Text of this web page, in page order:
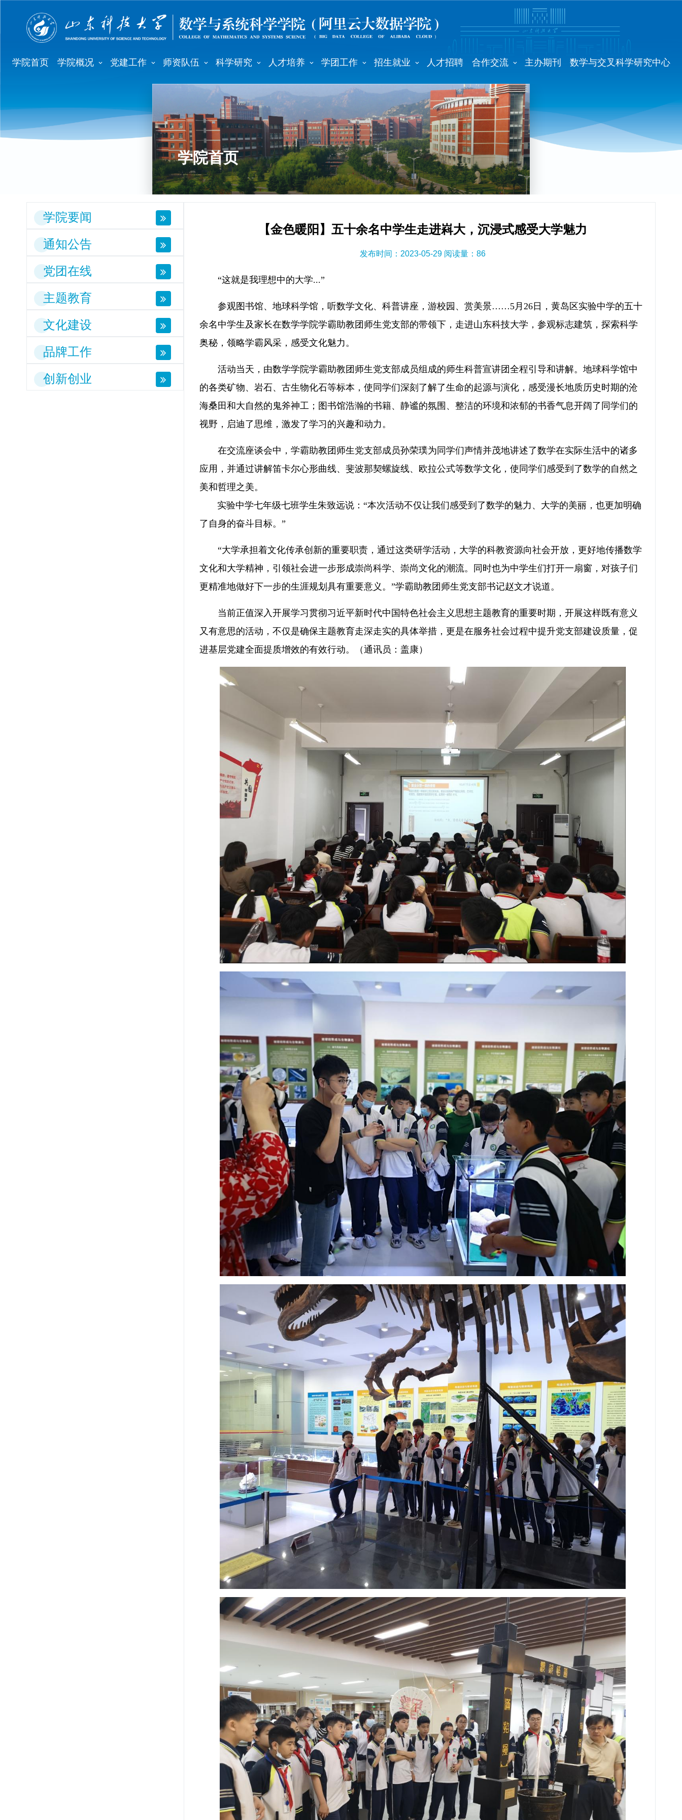
学院首页 学院概况 党建工作 师资队伍 科学研究 人才培养 学团工作 招生就业 人才招聘 合作交流 主办期刊 数学与交叉科学研究中心
学院首页
学院要闻
通知公告
党团在线
主题教育
文化建设
品牌工作
创新创业
【金色暖阳】五十余名中学生走进嵙大，沉浸式感受大学魅力
发布时间：2023-05-29 阅读量： 86
“这就是我理想中的大学...”
参观图书馆、地球科学馆，听数学文化、科普讲座，游校园、赏美景……5月26日，黄岛区实验中学的五十
余名中学生及家长在数学学院学霸助教团师生党支部的带领下，走进山东科技大学，参观标志建筑，探索科学
奥秘，领略学霸风采，感受文化魅力。
活动当天，由数学学院学霸助教团师生党支部成员组成的师生科普宣讲团全程引导和讲解。地球科学馆中
的各类矿物、岩石、古生物化石等标本，使同学们深刻了解了生命的起源与演化，感受漫长地质历史时期的沧
海桑田和大自然的鬼斧神工；图书馆浩瀚的书籍、静谧的氛围、整洁的环境和浓郁的书香气息开阔了同学们的
视野，启迪了思维，激发了学习的兴趣和动力。
在交流座谈会中，学霸助教团师生党支部成员孙荣璞为同学们声情并茂地讲述了数学在实际生活中的诸多
应用，并通过讲解笛卡尔心形曲线、斐波那契螺旋线、欧拉公式等数学文化，使同学们感受到了数学的自然之
美和哲理之美。
实验中学七年级七班学生朱致远说：“本次活动不仅让我们感受到了数学的魅力、大学的美丽，也更加明确
了自身的奋斗目标。”
“大学承担着文化传承创新的重要职责，通过这类研学活动，大学的科教资源向社会开放，更好地传播数学
文化和大学精神，引领社会进一步形成崇尚科学、崇尚文化的潮流。同时也为中学生们打开一扇窗，对孩子们
更精准地做好下一步的生涯规划具有重要意义。”学霸助教团师生党支部书记赵文才说道。
当前正值深入开展学习贯彻习近平新时代中国特色社会主义思想主题教育的重要时期，开展这样既有意义
又有意思的活动，不仅是确保主题教育走深走实的具体举措，更是在服务社会过程中提升党支部建设质量，促
进基层党建全面提质增效的有效行动。（通讯员：盖康）